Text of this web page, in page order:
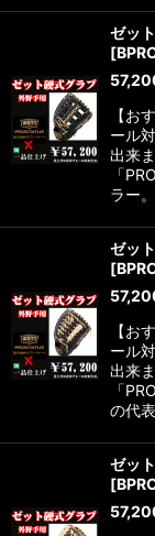
ゼッ
[
【お
ール
出来
「
ラー
ゼッ
[
【お
ール
出来
「
の代
ゼッ
[